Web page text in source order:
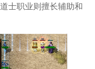
士职业则擅长辅助和